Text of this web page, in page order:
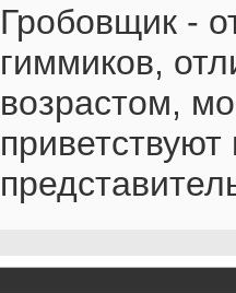
Гробовщик -
гиммиков,
возрастом,